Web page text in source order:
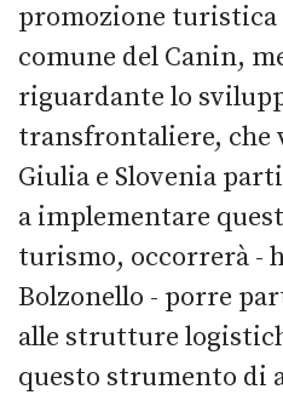
promozione turistica
comune del Canin,
riguardante lo
transfrontaliere, che
Giulia e Slovenia
a implementare
turismo, occorrerà -
Bolzonello - porre
alle strutture
questo strumento di